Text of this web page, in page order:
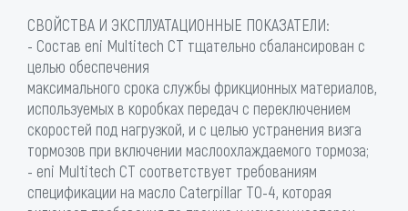
СВОЙСТВА И ЭКСПЛУАТАЦИОННЫЕ ПОКАЗАТЕЛИ:
- Состав eni Multitech CT тщательно сбалансирован с
целью обеспечения
максимального срока службы фрикционных материалов,
используемых в коробках передач с переключением
скоростей под нагрузкой, и с целью устранения визга
тормозов при включении маслоохлаждаемого тормоза;
- eni Multitech CT соответствует требованиям
спецификации на масло Caterpillar TO-4, которая